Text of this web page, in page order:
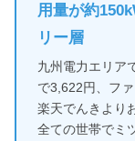
用量が約
リー層
九州電力エリア
で3,622円、フ
楽天でんきより
全ての世帯でミ